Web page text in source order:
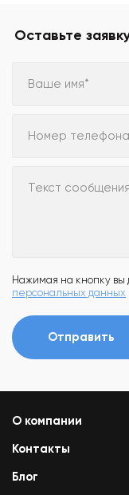
Оставьте
Ваше имя*
Номер
Текст сообщения
Нажимая на кнопку вы
персональных данных
Отправить
О компании
Контакты
Блог